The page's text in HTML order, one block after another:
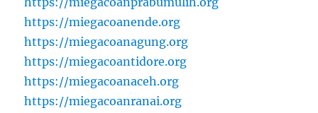
https://miegacoanende.org
https://miegacoanagung.org
https://miegacoantidore.org
https://miegacoanaceh.org
https://miegacoanranai.org